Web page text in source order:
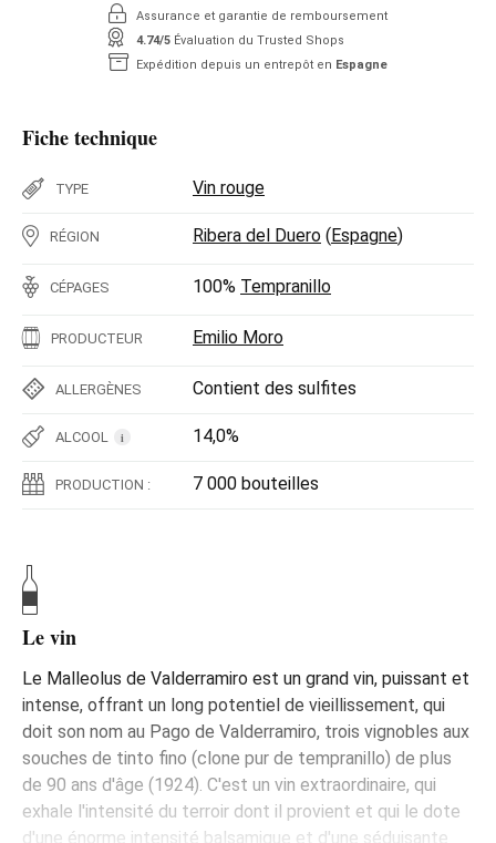
Assurance et garantie de remboursement
4.74/5 Évaluation du Trusted Shops
Expédition depuis un entrepôt en Espagne
Fiche technique
TYPE Vin rouge
RÉGION Ribera del Duero (Espagne)
CÉPAGES 100% Tempranillo
PRODUCTEUR Emilio Moro
ALLERGÈNES Contient des sulfites
ALCOOL i 14,0%
PRODUCTION : 7 000 bouteilles
Le vin
Le Malleolus de Valderramiro est un grand vin, puissant et
intense, offrant un long potentiel de vieillissement, qui
doit son nom au Pago de Valderramiro, trois vignobles aux
souches de tinto fino (clone pur de tempranillo) de plus
de 90 ans d'âge (1924). C'est un vin extraordinaire, qui
exhale l'intensité du terroir dont il provient et qui le dote
d'une énorme intensité balsamique et d'une séduisante